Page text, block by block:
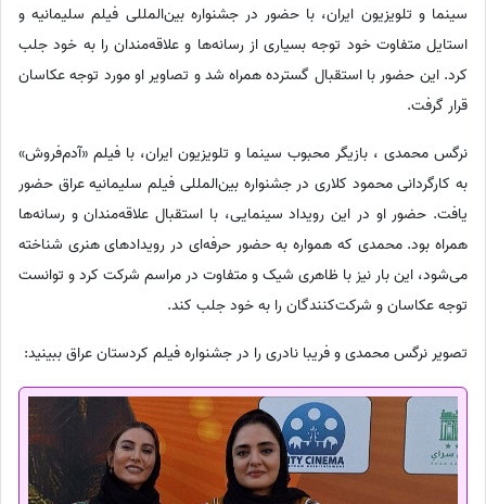
سینما و تلویزیون ایران، با حضور در جشنواره بین‌المللی فیلم سلیمانیه و
استایل متفاوت خود توجه بسیاری از رسانه‌ها و علاقه‌مندان را به خود جلب
کرد. این حضور با استقبال گسترده همراه شد و تصاویر او مورد توجه عکاسان
قرار گرفت.
نرگس محمدی ، بازیگر محبوب سینما و تلویزیون ایران، با فیلم «آدم‌فروش»
به کارگردانی محمود کلاری در جشنواره بین‌المللی فیلم سلیمانیه عراق حضور
یافت. حضور او در این رویداد سینمایی، با استقبال علاقه‌مندان و رسانه‌ها
همراه بود. محمدی که همواره به حضور حرفه‌ای در رویدادهای هنری شناخته
می‌شود، این بار نیز با ظاهری شیک و متفاوت در مراسم شرکت کرد و توانست
توجه عکاسان و شرکت‌کنندگان را به خود جلب کند.
تصویر نرگس محمدی و فریبا نادری را در جشنواره فیلم کردستان عراق ببینید: